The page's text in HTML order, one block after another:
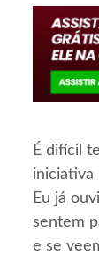
É difícil
iniciativa
Eu já
sentem
e se